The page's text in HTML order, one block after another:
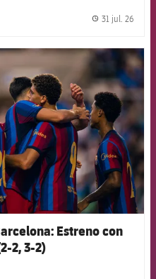
31 jul. 26
Barcelona badge
Estreno con
2, 3-2)